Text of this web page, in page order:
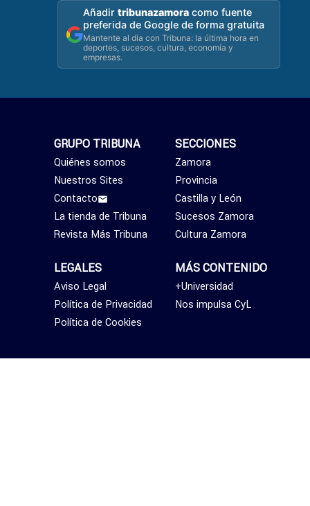
Añadirtribunazamora como fuente
preferida de Google de forma gratuita
Mantente al día con Tribuna: la última hora en
deportes, sucesos, cultura, economía y
empresas.
SECCIONES
Zamora
Provincia
Castilla y León
Sucesos Zamora
Cultura Zamora
MÁS CONTENIDO
+Universidad
Nos impulsa CyL
GRUPO TRIBUNA
Quiénes somos
Nuestros Sites
Contacto
La tienda de Tribuna
Revista Más Tribuna
LEGALES
Aviso Legal
Política de Privacidad
Política de Cookies